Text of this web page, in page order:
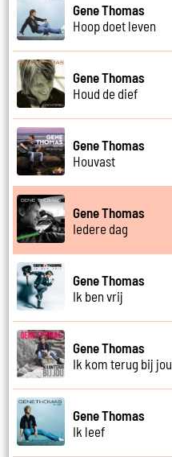
Gene Thomas
Hoop doet leven
Gene Thomas
Houd de dief
Gene Thomas
Houvast
Gene Thomas
Iedere dag
Gene Thomas
Ik ben vrij
Gene Thomas
Ik kom terug bij jou
Gene Thomas
Ik leef